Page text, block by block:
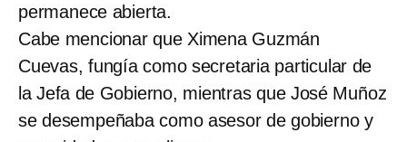
permanece abierta.
Cabe mencionar que Ximena Guzmán
Cuevas, fungía como secretaria particular de
la Jefa de Gobierno, mientras que José Muñoz
se desempeñaba como asesor de gobierno y